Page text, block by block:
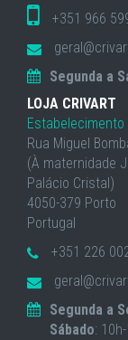
+351 966
Segunda a
LOJA CRIVART
Estabelecimento
Rua Miguel
(À maternidade
Palácio Cristal)
4050-379 Porto
Portugal
+351 226
Segunda a
Sábado: